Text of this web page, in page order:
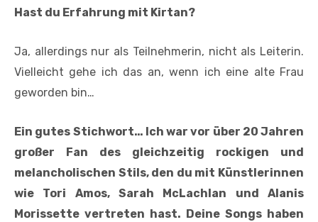
Hast du Erfahrung mit Kirtan?
Ja, allerdings nur als Teilnehmerin, nicht als Leiterin.
Vielleicht gehe ich das an, wenn ich eine alte Frau
geworden bin…
Ein gutes Stichwort… Ich war vor über 20 Jahren
großer Fan des gleichzeitig rockigen und
melancholischen Stils, den du mit Künstlerinnen
wie Tori Amos, Sarah McLachlan und Alanis
Morissette vertreten hast. Deine Songs haben